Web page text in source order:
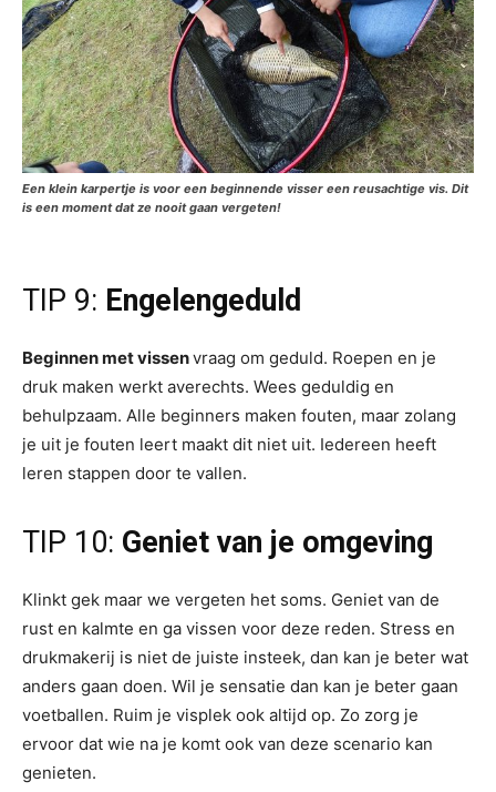
Een klein karpertje is voor een beginnende visser een reusachtige vis. Dit
is een moment dat ze nooit gaan vergeten!
TIP 9: Engelengeduld
Beginnen met vissenvraag om geduld. Roepen en je
druk maken werkt averechts. Wees geduldig en
behulpzaam. Alle beginners maken fouten, maar zolang
je uit je fouten leert maakt dit niet uit. Iedereen heeft
leren stappen door te vallen.
TIP 10: Geniet van je omgeving
Klinkt gek maar we vergeten het soms. Geniet van de
rust en kalmte en ga vissen voor deze reden. Stress en
drukmakerij is niet de juiste insteek, dan kan je beter wat
anders gaan doen. Wil je sensatie dan kan je beter gaan
voetballen. Ruim je visplek ook altijd op. Zo zorg je
ervoor dat wie na je komt ook van deze scenario kan
genieten.